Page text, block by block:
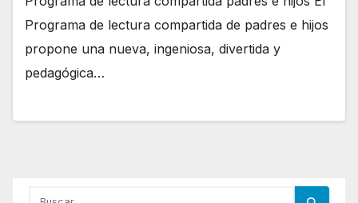
Programa de lectura compartida de padres e hijos
propone una nueva, ingeniosa, divertida y
pedagógica…